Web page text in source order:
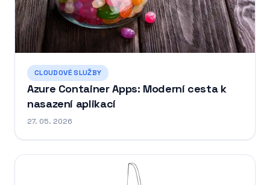
CLOUDOVÉ SLUŽBY
Azure Container Apps: Moderní cesta k
nasazení aplikací
27. 05. 2026